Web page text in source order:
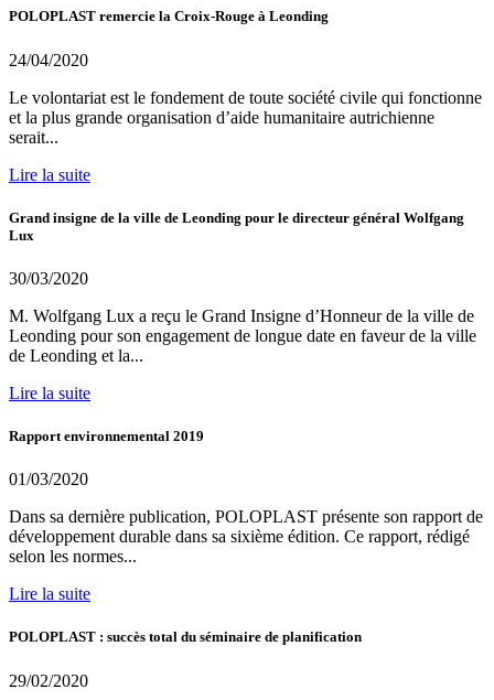
POLOPLAST remercie la Croix-Rouge à Leonding
24/04/2020
Le volontariat est le fondement de toute société civile qui fonctionne
et la plus grande organisation d’aide humanitaire autrichienne
serait...
Lire la suite
Grand insigne de la ville de Leonding pour le directeur général Wolfgang
Lux
30/03/2020
M. Wolfgang Lux a reçu le Grand Insigne d’Honneur de la ville de
Leonding pour son engagement de longue date en faveur de la ville
de Leonding et la...
Lire la suite
Rapport environnemental 2019
01/03/2020
Dans sa dernière publication, POLOPLAST présente son rapport de
développement durable dans sa sixième édition. Ce rapport, rédigé
selon les normes...
Lire la suite
POLOPLAST : succès total du séminaire de planification
29/02/2020